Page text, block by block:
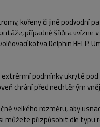
kořeny či jiné podvodní
případně šňůra uvízne
kotva Delphin HELP.
podmínky ukryté pod
chrání před nechtěným
velkého rozměru, aby
můžete přizpůsobit dle typu